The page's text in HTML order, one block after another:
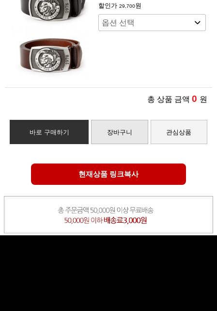
할인가 29,700원
총 상품 금액 0 원
바로 구매하기 장바구니 관심상품
현재상품 링크복사